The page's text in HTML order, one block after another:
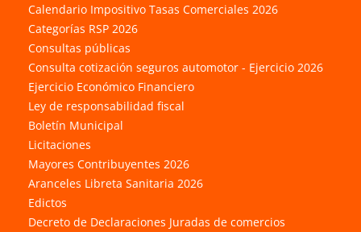
Calendario Impositivo Tasas Comerciales 2026
Categorías RSP 2026
Consultas públicas
Consulta cotización seguros automotor - Ejercicio 2026
Ejercicio Económico Financiero
Ley de responsabilidad fiscal
Boletín Municipal
Licitaciones
Mayores Contribuyentes 2026
Aranceles Libreta Sanitaria 2026
Edictos
Decreto de Declaraciones Juradas de comercios